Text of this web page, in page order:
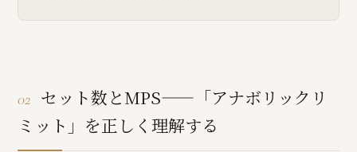
02 セット数とMPS——「アナボリックリ
ミット」を正しく理解する